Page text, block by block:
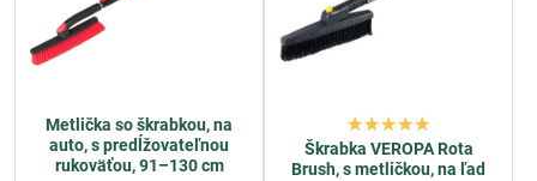
Metlička so škrabkou, na
auto, s predĺžovateľnou
rukoväťou, 91–130 cm
Škrabka VEROPA Rota
Brush, s metličkou, na ľad